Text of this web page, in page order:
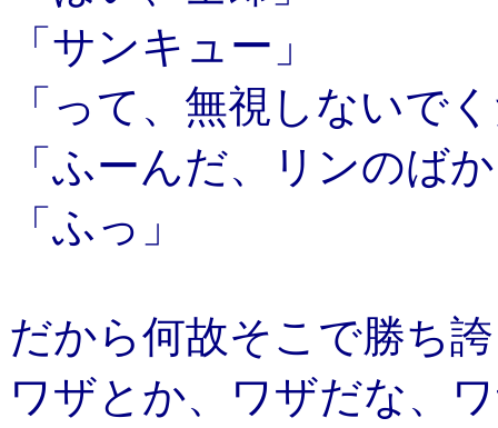
「サンキュー」
「って、無視しないで
「ふーんだ、リンのば
「ふっ」
だから何故そこで勝ち
ワザとか、ワザだな、